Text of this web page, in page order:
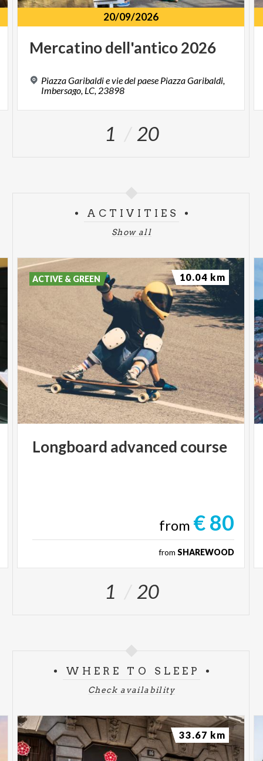
20/09/2026
Mercatinodell'antico2026
Piazza Garibaldi e vie del paese Piazza Garibaldi,
Imbersago, LC, 23898
1 20
ACTIVITIES
Show all
Longboard advanced course
from € 80
from SHAREWOOD
ACTIVE & GREEN 10.04 km
1 20
WHERE TO SLEEP
Check availability
33.67 km